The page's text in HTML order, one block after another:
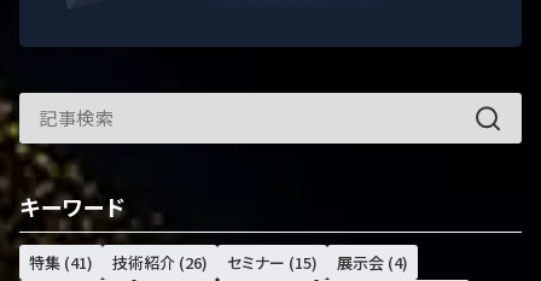
キーワード
特集 (41) 技術紹介 (26) セミナー (15) 展示会 (4)